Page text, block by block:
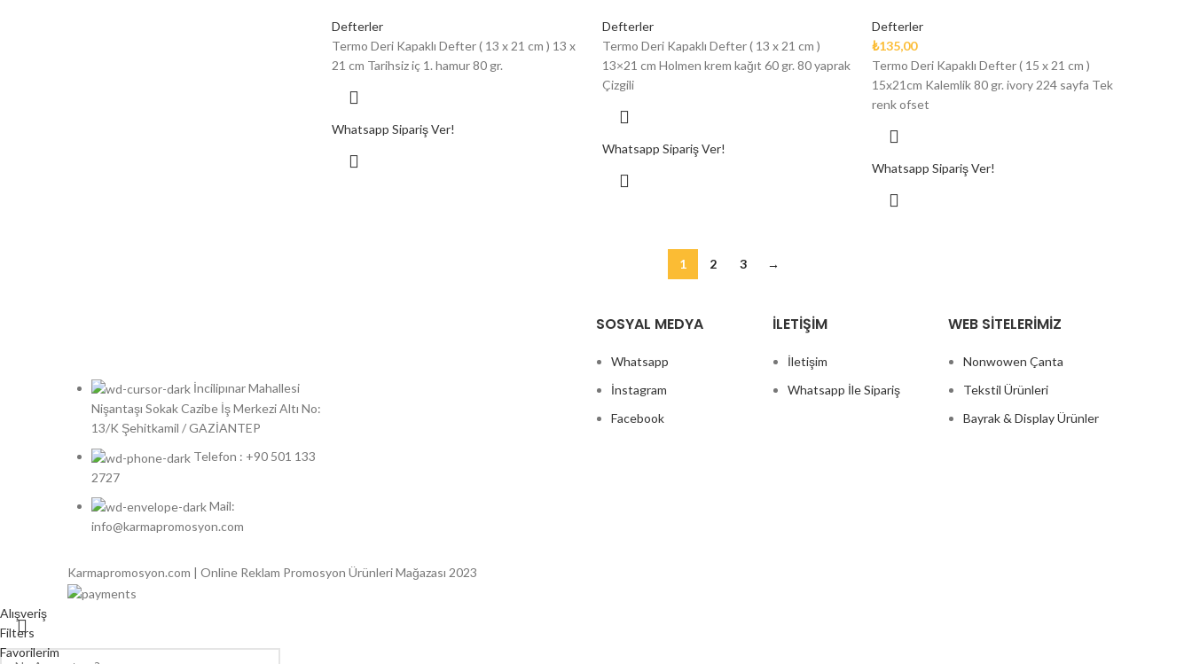
Defterler
Termo Deri Kapaklı Defter ( 13 x 21 cm ) 13 x
21 cm Tarihsiz iç 1. hamur 80 gr.
Whatsapp Sipariş Ver!
Defterler
Termo Deri Kapaklı Defter ( 13 x 21 cm )
13×21 cm Holmen krem kağıt 60 gr. 80 yaprak
Çizgili
Whatsapp Sipariş Ver!
Defterler
₺135,00
Termo Deri Kapaklı Defter ( 15 x 21 cm )
15x21cm Kalemlik 80 gr. ivory 224 sayfa Tek
renk ofset
Whatsapp Sipariş Ver!
1 2 3 →
İncilipınar Mahallesi
Nişantaşı Sokak Cazibe İş Merkezi Altı No:
13/K Şehitkamil / GAZİANTEP
Telefon : +90 501 133
2727
Mail:
info@karmapromosyon.com
SOSYAL MEDYA
Whatsapp
İnstagram
Facebook
İLETIŞIM
İletişim
Whatsapp İle Sipariş
WEB SITELERIMIZ
Nonwowen Çanta
Tekstil Ürünleri
Bayrak & Display Ürünler
Karmapromosyon.com | Online Reklam Promosyon Ürünleri Mağazası 2023
Alışveriş
Filters
Favorilerim